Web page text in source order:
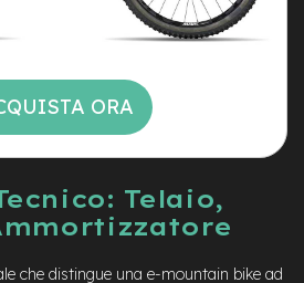
ORA
Telaio,
che distingue una e-mountain bike ad